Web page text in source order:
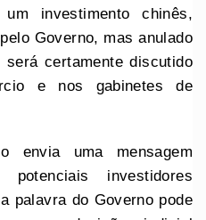
investimento chinês,
Governo, mas anulado
certamente discutido
e nos gabinetes de
envia uma mensagem
investidores
palavra do Governo pode